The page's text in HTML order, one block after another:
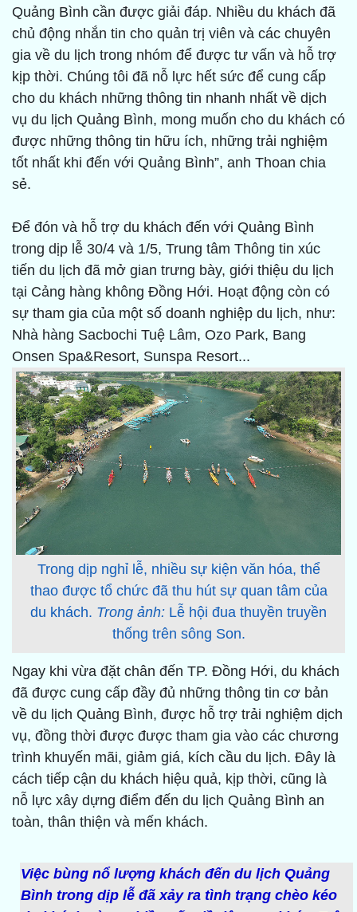
Quảng Bình cần được giải đáp. Nhiều du khách đã
chủ động nhắn tin cho quản trị viên và các chuyên
gia về du lịch trong nhóm để được tư vấn và hỗ trợ
kịp thời. Chúng tôi đã nỗ lực hết sức để cung cấp
cho du khách những thông tin nhanh nhất về dịch
vụ du lịch Quảng Bình, mong muốn cho du khách có
được những thông tin hữu ích, những trải nghiệm
tốt nhất khi đến với Quảng Bình”, anh Thoan chia
sẻ.
Để đón và hỗ trợ du khách đến với Quảng Bình
trong dịp lễ 30/4 và 1/5, Trung tâm Thông tin xúc
tiến du lịch đã mở gian trưng bày, giới thiệu du lịch
tại Cảng hàng không Đồng Hới. Hoạt động còn có
sự tham gia của một số doanh nghiệp du lịch, như:
Nhà hàng Sacbochi Tuệ Lâm, Ozo Park, Bang
Onsen Spa&Resort, Sunspa Resort...
Trong dịp nghỉ lễ, nhiều sự kiện văn hóa, thể
thao được tổ chức đã thu hút sự quan tâm của
du khách. Trong ảnh: Lễ hội đua thuyền truyền
thống trên sông Son.
Ngay khi vừa đặt chân đến TP. Đồng Hới, du khách
đã được cung cấp đầy đủ những thông tin cơ bản
về du lịch Quảng Bình, được hỗ trợ trải nghiệm dịch
vụ, đồng thời được được tham gia vào các chương
trình khuyến mãi, giảm giá, kích cầu du lịch. Đây là
cách tiếp cận du khách hiệu quả, kịp thời, cũng là
nỗ lực xây dựng điểm đến du lịch Quảng Bình an
toàn, thân thiện và mến khách.
Việc bùng nổ lượng khách đến du lịch Quảng
Bình trong dịp lễ đã xảy ra tình trạng chèo kéo